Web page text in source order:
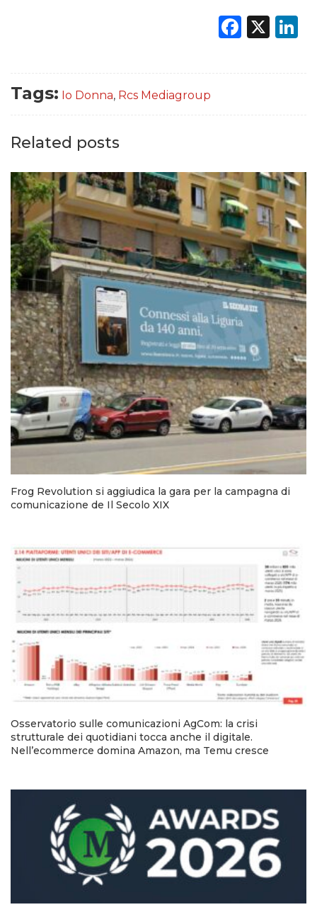
X
Tags: Io Donna, Rcs Mediagroup
Related posts
Frog Revolution si aggiudica la gara per la campagna di
comunicazione de Il Secolo XIX
Osservatorio sulle comunicazioni AgCom: la crisi
strutturale dei quotidiani tocca anche il digitale.
Nell’ecommerce domina Amazon, ma Temu cresce